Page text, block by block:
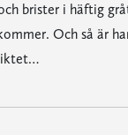
brister i häftig
Och så är